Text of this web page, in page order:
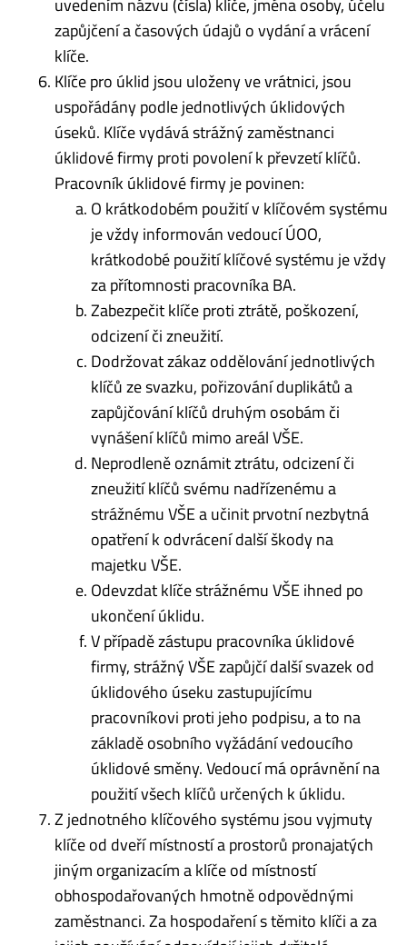
uvedením názvu (čísla) klíče, jména osoby, účelu
zapůjčení a časových údajů o vydání a vrácení
klíče.
Klíče pro úklid jsou uloženy ve vrátnici, jsou
uspořádány podle jednotlivých úklidových
úseků. Klíče vydává strážný zaměstnanci
úklidové firmy proti povolení k převzetí klíčů.
Pracovník úklidové firmy je povinen:
O krátkodobém použití v klíčovém systému
je vždy informován vedoucí ÚOO,
krátkodobé použití klíčové systému je vždy
za přítomnosti pracovníka BA.
Zabezpečit klíče proti ztrátě, poškození,
odcizení či zneužití.
Dodržovat zákaz oddělování jednotlivých
klíčů ze svazku, pořizování duplikátů a
zapůjčování klíčů druhým osobám či
vynášení klíčů mimo areál VŠE.
Neprodleně oznámit ztrátu, odcizení či
zneužití klíčů svému nadřízenému a
strážnému VŠE a učinit prvotní nezbytná
opatření k odvrácení další škody na
majetku VŠE.
Odevzdat klíče strážnému VŠE ihned po
ukončení úklidu.
V případě zástupu pracovníka úklidové
firmy, strážný VŠE zapůjčí další svazek od
úklidového úseku zastupujícímu
pracovníkovi proti jeho podpisu, a to na
základě osobního vyžádání vedoucího
úklidové směny. Vedoucí má oprávnění na
použití všech klíčů určených k úklidu.
Z jednotného klíčového systému jsou vyjmuty
klíče od dveří místností a prostorů pronajatých
jiným organizacím a klíče od místností
obhospodařovaných hmotně odpovědnými
zaměstnanci. Za hospodaření s těmito klíči a za